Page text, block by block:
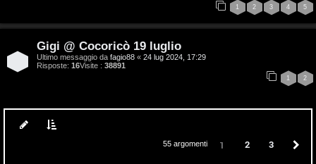
1 2 3 4 5
Gigi @ Cocoricò 19 luglio
Ultimo messaggio da fagio88 « 24 lug 2024, 17:29
Risposte: 16Visite : 38891
1 2
55 argomenti 1 2 3
s
t
n